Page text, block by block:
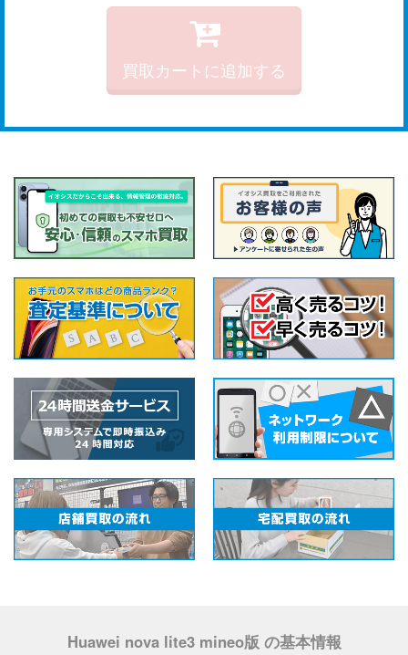
買取カートに追加する
Huawei nova lite3 mineo版 の基本情報